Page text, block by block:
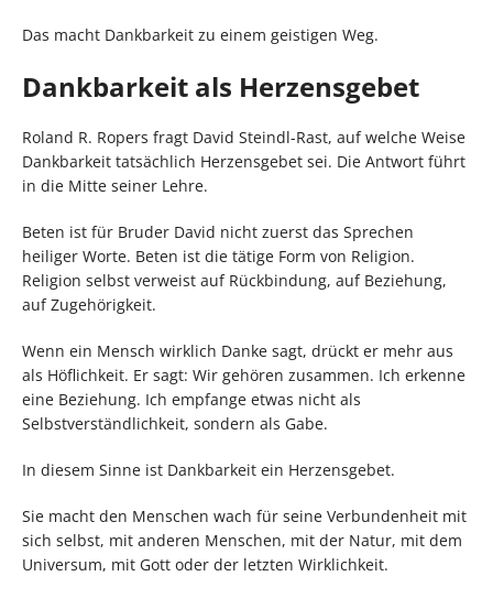
Das macht Dankbarkeit zu einem geistigen Weg.
Dankbarkeit als Herzensgebet
Roland R. Ropers fragt David Steindl-Rast, auf welche Weise
Dankbarkeit tatsächlich Herzensgebet sei. Die Antwort führt
in die Mitte seiner Lehre.
Beten ist für Bruder David nicht zuerst das Sprechen
heiliger Worte. Beten ist die tätige Form von Religion.
Religion selbst verweist auf Rückbindung, auf Beziehung,
auf Zugehörigkeit.
Wenn ein Mensch wirklich Danke sagt, drückt er mehr aus
als Höflichkeit. Er sagt: Wir gehören zusammen. Ich erkenne
eine Beziehung. Ich empfange etwas nicht als
Selbstverständlichkeit, sondern als Gabe.
In diesem Sinne ist Dankbarkeit ein Herzensgebet.
Sie macht den Menschen wach für seine Verbundenheit mit
sich selbst, mit anderen Menschen, mit der Natur, mit dem
Universum, mit Gott oder der letzten Wirklichkeit.